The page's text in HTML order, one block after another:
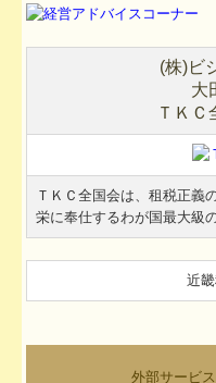
(株)ビ
大
ＴＫＣ
ＴＫＣ全国会は、租税正義
栄に奉仕するわが国最大級
近
外部サービ